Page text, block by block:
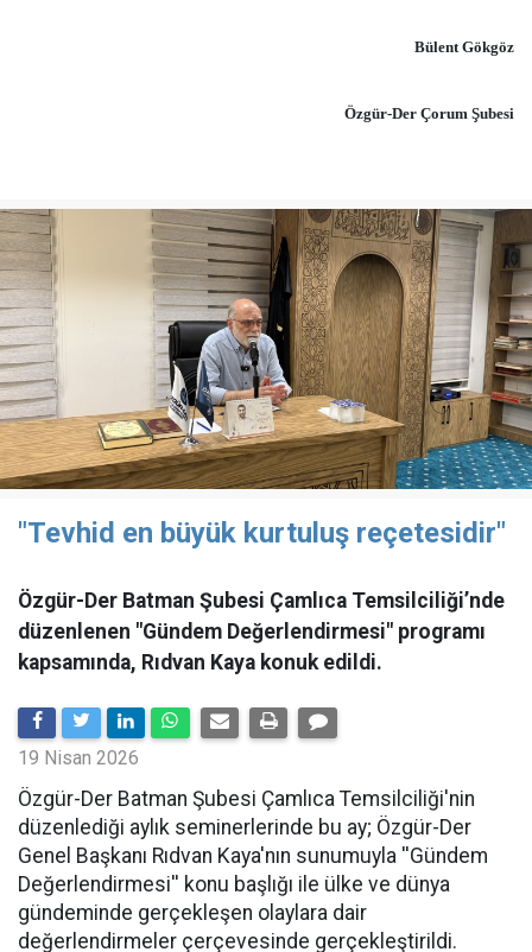
Bülent Gökgöz
Özgür-Der Çorum Şubesi
"Tevhid en büyük kurtuluş reçetesidir"
Özgür-Der Batman Şubesi Çamlıca Temsilciliği’nde
düzenlenen "Gündem Değerlendirmesi" programı
kapsamında, Rıdvan Kaya konuk edildi.
19 Nisan 2026
​Özgür-Der Batman Şubesi Çamlıca Temsilciliği'nin
düzenlediği aylık seminerlerinde bu ay; Özgür-Der
Genel Başkanı Rıdvan Kaya'nın sunumuyla ''Gündem
Değerlendirmesi'' konu başlığı ile ülke ve dünya
gündeminde gerçekleşen olaylara dair
değerlendirmeler çerçevesinde gerçekleştirildi.